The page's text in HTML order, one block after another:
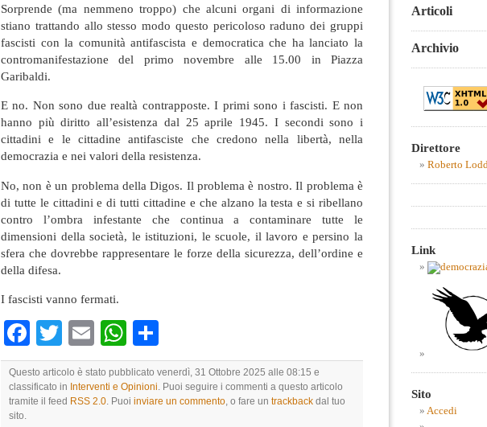
Sorprende (ma nemmeno troppo) che alcuni organi di informazione
stiano trattando allo stesso modo questo pericoloso raduno dei gruppi
fascisti con la comunità antifascista e democratica che ha lanciato la
contromanifestazione del primo novembre alle 15.00 in Piazza
Garibaldi.
E no. Non sono due realtà contrapposte. I primi sono i fascisti. E non
hanno più diritto all’esistenza dal 25 aprile 1945. I secondi sono i
cittadini e le cittadine antifasciste che credono nella libertà, nella
democrazia e nei valori della resistenza.
No, non è un problema della Digos. Il problema è nostro. Il problema è
di tutte le cittadini e di tutti cittadine e che alzano la testa e si ribellano
contro l’ombra infestante che continua a contaminare tutte le
dimensioni della società, le istituzioni, le scuole, il lavoro e persino la
sfera che dovrebbe rappresentare le forze della sicurezza, dell’ordine e
della difesa.
I fascisti vanno fermati.
Facebook
TwitterEmailWhatsApp
Questo articolo è stato pubblicato venerdì, 31 Ottobre 2025 alle 08:15 e
classificato in Interventi e Opinioni. Puoi seguire i commenti a questo articolo
tramite il feed RSS 2.0. Puoi inviare un commento, o fare un trackback dal tuo
sito.
Articoli
Archivio
Direttore
Roberto
Link
Sito
Accedi